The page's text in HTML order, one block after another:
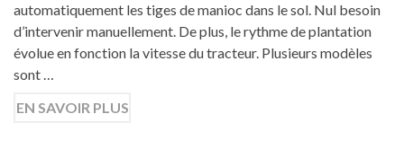
automatiquement les tiges de manioc dans le sol. Nul besoin
d’intervenir manuellement. De plus, le rythme de plantation
évolue en fonction la vitesse du tracteur. Plusieurs modèles
sont …
EN SAVOIR PLUS